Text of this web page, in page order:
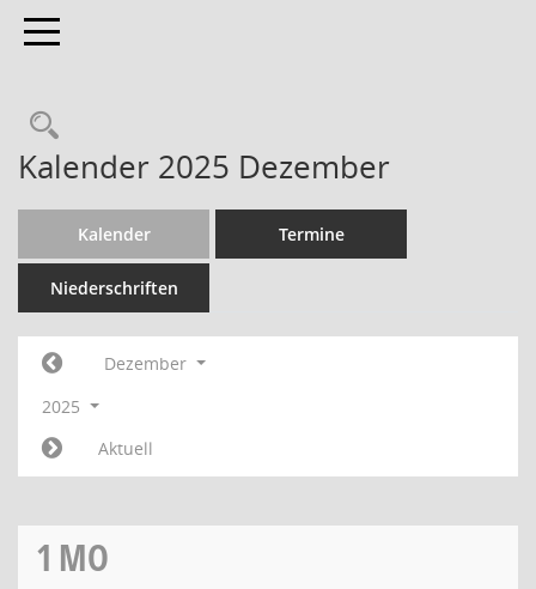
Toggle navigation
Kalender 2025 Dezember
Kalender Termine
Niederschriften
Dezember
2025
Aktuell
1 MO